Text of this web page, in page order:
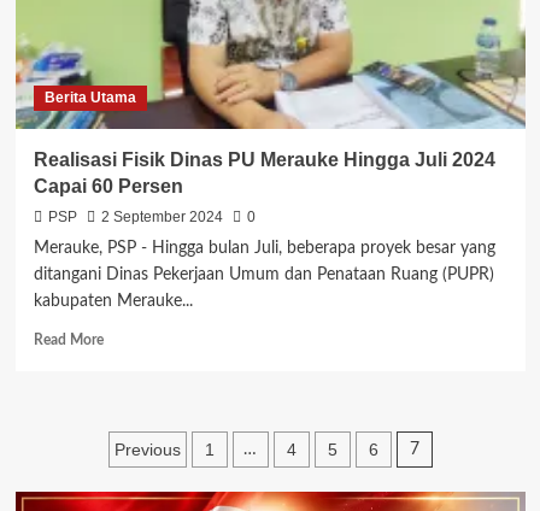
Berita Utama
Realisasi Fisik Dinas PU Merauke Hingga Juli 2024
Capai 60 Persen
PSP 2 September 2024
0
Merauke, PSP - Hingga bulan Juli, beberapa proyek besar yang
ditangani Dinas Pekerjaan Umum dan Penataan Ruang (PUPR)
kabupaten Merauke...
Read MoreRead
Dinas
Merauke
Paginasi
pos
Previous 1 … 4 5 6 7